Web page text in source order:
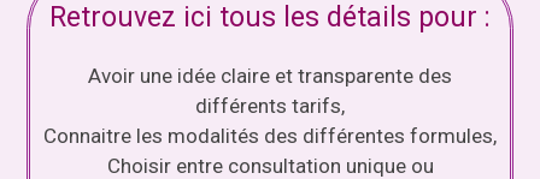
Retrouvez ici tous les détails pour :
Avoir une idée claire et transparente des
différents tarifs,
Connaitre les modalités des différentes formules,
Choisir entre consultation unique ou